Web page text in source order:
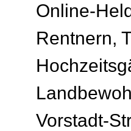
Online-
Rentnern,
Vorstadt-